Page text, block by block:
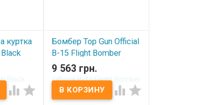
куртка
 
Бомбер Top Gun Official
B-15 Flight Bomber
Jacket with Patches
Wheat
9 563 грн.
 